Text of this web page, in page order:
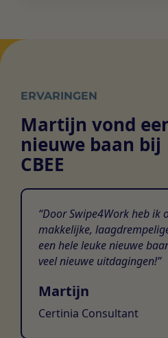
ERVARINGEN
Martijn vond
nieuwe baan bij
CBEE
Door Swipe4Work heb ik
makkelijke,
een hele leuke nieuwe
veel nieuwe uitdagingen!
Martijn
Certinia Consultant